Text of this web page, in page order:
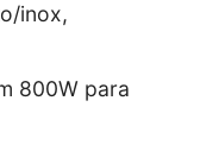
inox,
800W para